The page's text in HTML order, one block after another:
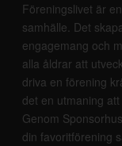
Föreningslivet är
samhälle. Det
engagemang och
alla åldrar att
driva en förening
det en utmaning
Genom
din favoritförening